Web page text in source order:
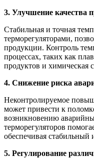
3. Улучшение качества
Стабильная и точная
терморегуляторами,
продукции. Контроль
процессах, таких как
продуктов и химическая
4. Снижение риска
Неконтролируемое
может привести к
возникновению
терморегуляторов
обеспечивая стабильный
5. Регулирование